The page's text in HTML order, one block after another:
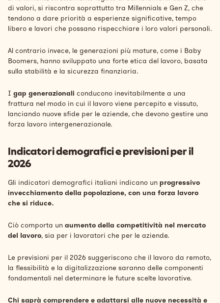
di valori, si riscontra soprattutto tra Millennials e Gen Z, che
tendono a dare priorità a esperienze significative, tempo
libero e lavori che possano rispecchiare i loro valori personali.
Al contrario invece, le generazioni più mature, come i Baby
Boomers, hanno sviluppato una forte etica del lavoro, basata
sulla stabilità e la sicurezza finanziaria.
I gap generazionali conducono inevitabilmente a una
frattura nel modo in cui il lavoro viene percepito e vissuto,
lanciando nuove sfide per le aziende, che devono gestire una
forza lavoro intergenerazionale.
Indicatori demografici e previsioni per il
2026
Gli indicatori demografici italiani indicano un progressivo
invecchiamento della popolazione, con una forza lavoro
che si riduce.
Ciò comporta un aumento della competitività nel mercato
del lavoro, sia per i lavoratori che per le aziende.
Le previsioni per il 2026 suggeriscono che il lavoro da remoto,
la flessibilità e la digitalizzazione saranno delle componenti
fondamentali nel determinare le future scelte lavorative.
Chi saprà comprendere e adattarsi alle nuove necessità e